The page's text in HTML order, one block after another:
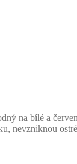
na bílé a
nevzniknou